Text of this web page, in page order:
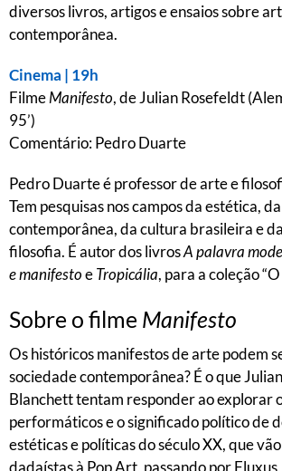
diversos livros, artigos e ensaios sobre
contemporânea.
Cinema | 19h
FilmeManifesto, de Julian Rosefeldt
95’)
Comentário: Pedro Duarte
Pedro Duarte é professor de arte e
Tem pesquisas nos campos da estética,
contemporânea, da cultura brasileira e
filosofia. É autor dos livrosA palavra
e manifestoeTropicália, para a coleção
Sobre o filme Manifesto
Os históricos manifestos de arte podem
sociedade contemporânea? É o que
Blanchett tentam responder ao explorar
performáticos e o significado político de
estéticas e políticas do século XX, que
dadaístas à Pop Art, passando por